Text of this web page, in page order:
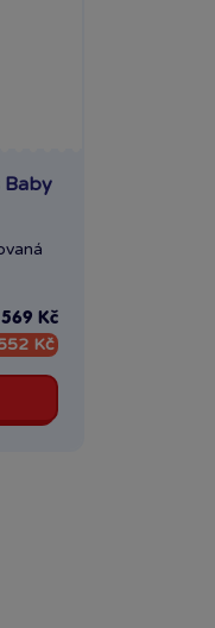
Baby
569 Kč
Kč